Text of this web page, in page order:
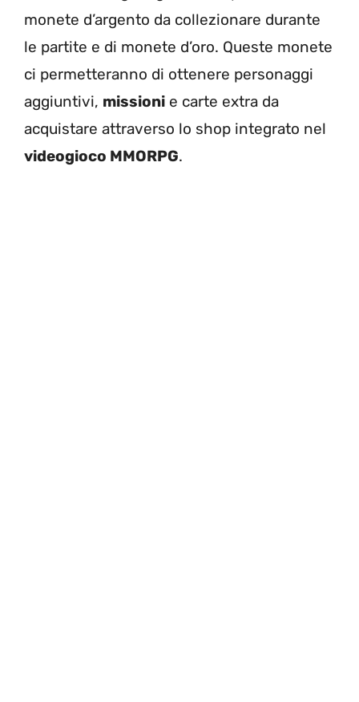
monete d’argento da collezionare durante
le partite e di monete d’oro. Queste monete
ci permetteranno di ottenere personaggi
aggiuntivi, missioni e carte extra da
acquistare attraverso lo shop integrato nel
videogioco MMORPG.